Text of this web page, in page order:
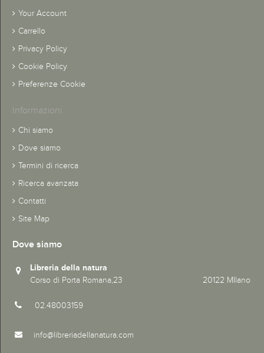
Your Account
Carrello
Privacy Policy
Cookie Policy
Preferenze Cookie
Informazioni
Chi siamo
Dove siamo
Termini di ricerca
Ricerca avanzata
Contatti
Site Map
Dove siamo
Libreria della natura
Corso di Porta Romana,23 20122 MIlano
02.48003159
info@libreriadellanatura.com